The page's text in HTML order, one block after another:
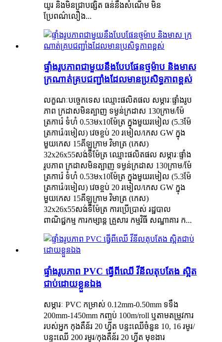
យូរ និងមិនជ្រាបផ្សិត ធន់នឹងសំណើម មិន
ប្រែពណ៌លឿង...
ផ្ទាំងរូបភាពជាមួយនឹងបែបផែនថ្មម៉ាប និងមាស
ក្រណាត់គ្របជញ្ជាំងដែលមានប្រសិទ្ធភាពខ្ពស់
លក្ខណៈបច្ចេកទេស ឈ្មោះផលិតផល សម្ភារៈផ្ទាំងរូប
ភាព ក្រដាសមិនត្បាញ ទម្ងន់ក្រដាស 130ក្រាម/ម៉ែ
ត្រការ៉េ ទំហំ 0.53មx10ម៉ែត្រ ក្នុងមួយរមៀល (5.3ម៉ែ
ត្រការ៉េ/រមៀល) វេចខ្ចប់ 20 រមៀល/កេស GW ក្នុង
មួយកេស 15គីឡូក្រាម វិមាត្រ (កេស)
32x26x55សង់ទីម៉ែត្រ ឈ្មោះផលិតផល សម្ភារៈផ្ទាំង
រូបភាព ក្រដាសមិនត្បាញ ទម្ងន់ក្រដាស 130ក្រាម/ម៉ែ
ត្រការ៉េ ទំហំ 0.53មx10ម៉ែត្រ ក្នុងមួយរមៀល (5.3ម៉ែ
ត្រការ៉េ/រមៀល) វេចខ្ចប់ 20 រមៀល/កេស GW ក្នុង
មួយកេស 15គីឡូក្រាម វិមាត្រ (កេស)
32x26x55សង់ទីម៉ែត្រ ការប្រើប្រាស់ រដ្ឋបាល
ពាណិជ្ជកម្ម ការកម្សាន្ត គ្រួសារ កម្មវិធី សណ្ឋាគារ ក...
ផ្ទាំងរូបភាព PVC ធ្វើពីឈើ វីនីលតុបតែង ស្អិត
ជាប់ដោយខ្លួនឯង
សម្ភារៈ PVC កម្រាស់ 0.12mm-0.50mm ទទឹង
200mm-1450mm កញ្ចប់ 100m/roll ឬតាមតម្រូវការ
របស់អ្នក កុងតឺន័រ 20 ហ្វីត បន្ទះឈើចំនួន 10, 16 រមូរ/
បន្ទះឈើ 200 រមូរ/កុងតឺន័រ 20 ហ្វីត មុខងារ